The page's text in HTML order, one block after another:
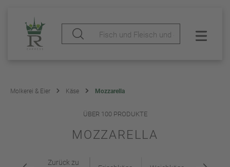
Molkerei & Eier Käse Mozzarella
ÜBER 100 PRODUKTE
MOZZARELLA
Zurück zu